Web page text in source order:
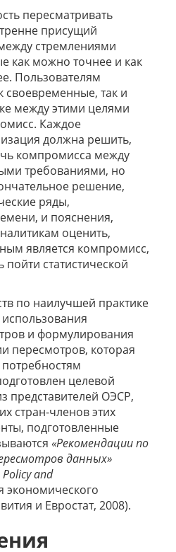
пересматривать
присущий
стремлениями
как можно точнее и как
Пользователям
своевременные, так и
между этими целями
Каждое
должна решить,
компромисса между
требованиями, но
решение,
ряды,
и пояснения,
оценить,
является компромисс,
статистической
по наилучшей практике
и формулирования
пересмотров, которая
целевой
представителей ОЭСР,
стран-членов этих
подготовленные
«Рекомендации по
данных»
and
экономического
и Евростат, 2008).